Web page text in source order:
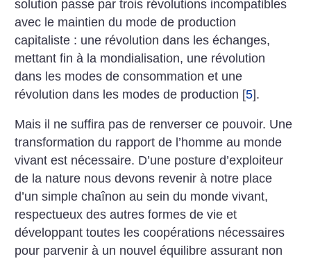
solution passe par trois révolutions incompatibles
avec le maintien du mode de production
capitaliste : une révolution dans les échanges,
mettant fin à la mondialisation, une révolution
dans les modes de consommation et une
révolution dans les modes de production [5].
Mais il ne suffira pas de renverser ce pouvoir. Une
transformation du rapport de l’homme au monde
vivant est nécessaire. D’une posture d’exploiteur
de la nature nous devons revenir à notre place
d’un simple chaînon au sein du monde vivant,
respectueux des autres formes de vie et
développant toutes les coopérations nécessaires
pour parvenir à un nouvel équilibre assurant non